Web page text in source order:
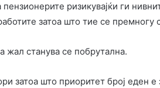
ризикувајќи ги
затоа што тие се премногу
жал станува се побрутална.
затоа што приоритет број еден е